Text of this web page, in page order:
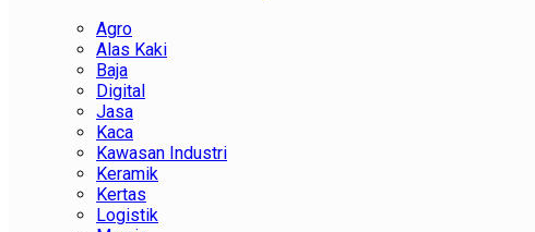
Agro
Alas Kaki
Baja
Digital
Jasa
Kaca
Kawasan Industri
Keramik
Kertas
Logistik